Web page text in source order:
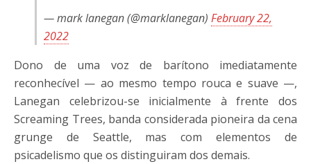
— mark lanegan (@marklanegan) February 22,
2022
Dono de uma voz de barítono imediatamente
reconhecível — ao mesmo tempo rouca e suave —,
Lanegan celebrizou-se inicialmente à frente dos
Screaming Trees, banda considerada pioneira da cena
grunge de Seattle, mas com elementos de
psicadelismo que os distinguiram dos demais.